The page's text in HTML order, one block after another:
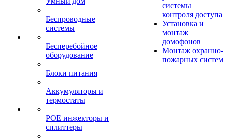
Беспроводные
системы
Бесперебойное
оборудование
Блоки питания
Аккумуляторы и
термостаты
POE инжекторы и
сплиттеры
системы
контроля доступа
Установка и
монтаж
домофонов
Монтаж охранно-
пожарных систем